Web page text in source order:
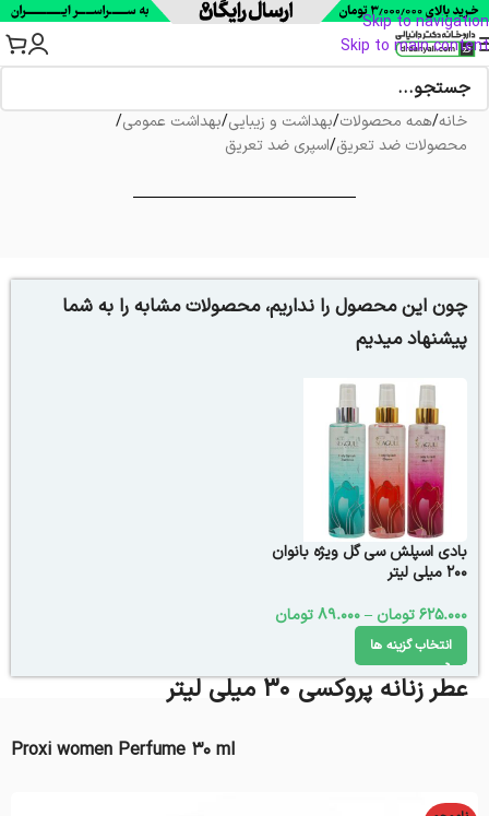
Skip to navigation
Skip to main content
خانه/همه محصولات/بهداشت و زیبایی/بهداشت عمومی/
محصولات ضد تعریق/اسپری ضد تعریق
چون این محصول را نداریم، محصولات مشابه را به شما
پیشنهاد میدیم
بادی اسپلش سی گل ویژه بانوان
200 میلی لیتر
625.000تومان –
89.000تومان
انتخاب گزینه ها
عطر زنانه پروکسی 30 میلی لیتر
Proxi women Perfume 30 ml